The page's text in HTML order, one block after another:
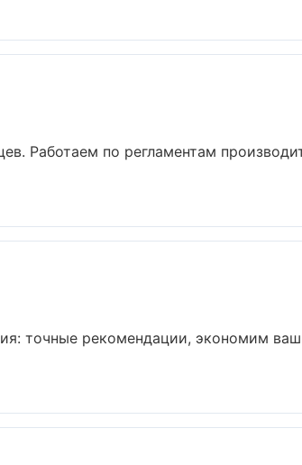
Работаем по регламентам
точные рекомендации, экономим